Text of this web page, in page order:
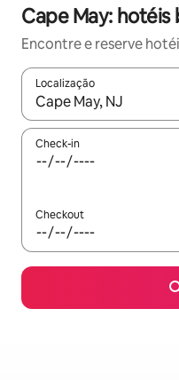
Cape May:
Encontre e reserve
Localização
Quando os resultados
Check-in
Checkout